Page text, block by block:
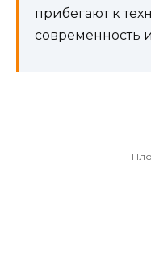
прибегают к
современность